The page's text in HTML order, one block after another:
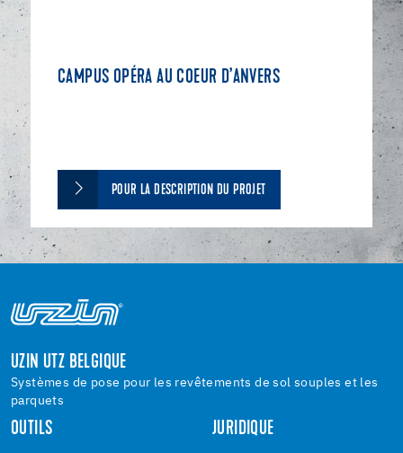
CAMPUS OPÉRA AU COEUR D’ANVERS
POUR LA DESCRIPTION DU PROJET
UZIN UTZ BELGIQUE
Systèmes de pose pour les revêtements de sol souples et les
parquets
OUTILS JURIDIQUE